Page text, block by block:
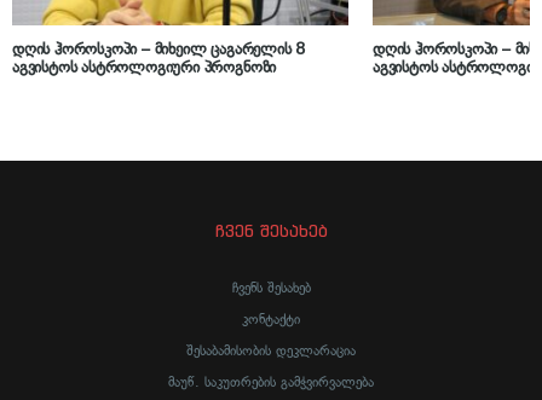
დღის ჰოროსკოპი – მიხეილ ცაგარელის 8
აგვისტოს ასტროლოგიური პროგნოზი
დღის ჰოროსკოპი –
აგვისტოს
ჩვენ შესახებ
ჩვენს შესახებ
კონტაქტი
შესაბამისობის დეკლარაცია
მაუწ. საკუთრების გამჭვირვალება